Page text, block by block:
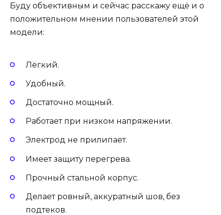
Буду объективным и сейчас расскажу ещё и о
положительном мнении пользователей этой
модели:
Лёгкий.
Удобный.
Достаточно мощный.
Работает при низком напряжении.
Электрод не прилипает.
Имеет защиту перегрева.
Прочный стальной корпус.
Делает ровный, аккуратный шов, без
подтеков.